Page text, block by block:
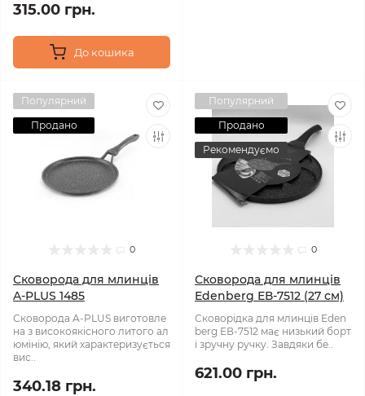
315.00 грн.
До кошика
Популярний
Продано
0
Сковорода для млинців
A-PLUS 1485
Сковорода A-PLUS виготовле
на з високоякісного литого ал
юмінію, який характеризується
вис..
340.18 грн.
Популярний
Продано
Рекомендуємо
0
Сковорода для млинців
Edenberg ЕВ-7512 (27 см)
Сковорідка для млинців Eden
berg ЕВ-7512 має низький борт
і зручну ручку. Завдяки бе..
621.00 грн.